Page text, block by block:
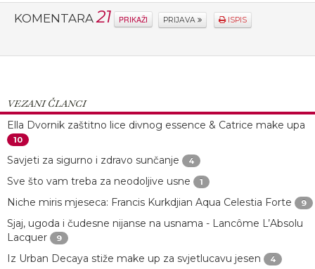
KOMENTARA 21 PRIKAŽI PRIJAVA ISPIS
VEZANI ČLANCI
Ella Dvornik zaštitno lice divnog essence & Catrice make upa
10
Savjeti za sigurno i zdravo sunčanje 4
Sve što vam treba za neodoljive usne 1
Niche miris mjeseca: Francis Kurkdjian Aqua Celestia Forte 9
Sjaj, ugoda i čudesne nijanse na usnama - Lancôme L’Absolu
Lacquer
9
Iz Urban Decaya stiže make up za svjetlucavu jesen 4